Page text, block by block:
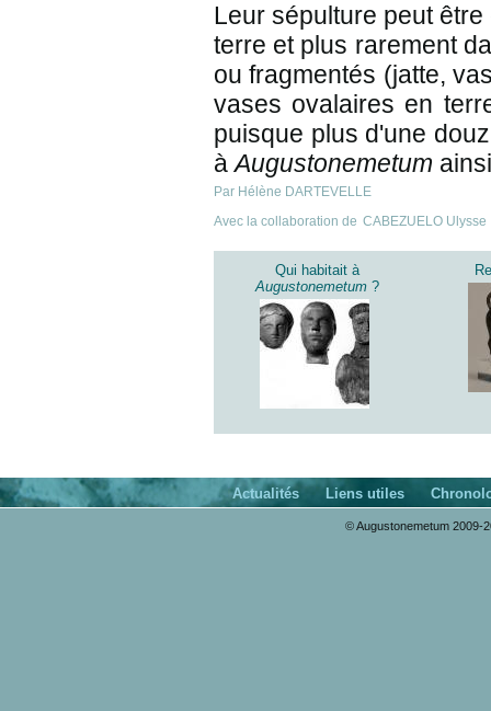
Leur sépulture peut
terre et plus rarement
ou fragmentés (jatte,
vases ovalaires en
puisque plus d'une
àAugustonemetum
Par Hélène DARTEVELLE
Avec la collaboration de CABEZUELO Ulysse
Qui habitait à
Augustonemetum ?
Actualités Liens utiles
© Augustonemetum 2009-